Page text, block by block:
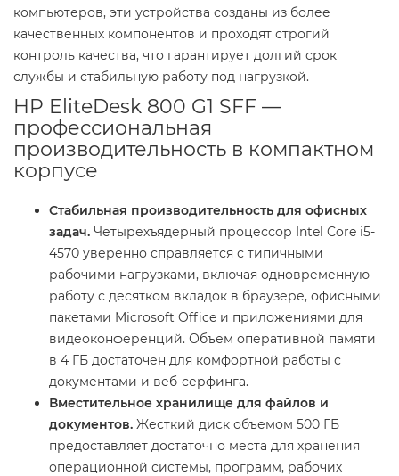
компьютеров, эти устройства созданы из более
качественных компонентов и проходят строгий
контроль качества, что гарантирует долгий срок
службы и стабильную работу под нагрузкой.
HP EliteDesk 800 G1 SFF —
профессиональная
производительность в компактном
корпусе
Стабильная производительность для офисных
задач. Четырехъядерный процессор Intel Core i5-
4570 уверенно справляется с типичными
рабочими нагрузками, включая одновременную
работу с десятком вкладок в браузере, офисными
пакетами Microsoft Office и приложениями для
видеоконференций. Объем оперативной памяти
в 4 ГБ достаточен для комфортной работы с
документами и веб-серфинга.
Вместительное хранилище для файлов и
документов. Жесткий диск объемом 500 ГБ
предоставляет достаточно места для хранения
операционной системы, программ, рабочих